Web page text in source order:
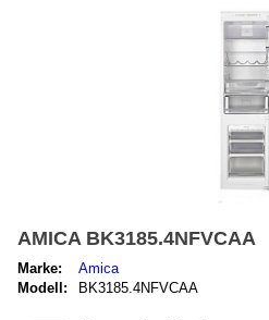
AMICA BK3185.4NFVCAA
Marke:
Amica
Modell:
BK3185.4NFVCAA